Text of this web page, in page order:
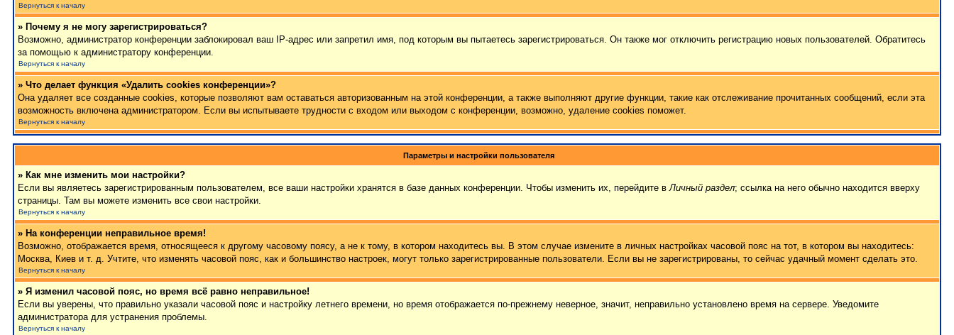
Вернуться к началу
» Почему я не могу зарегистрироваться?
Возможно, администратор конференции заблокировал ваш IP-адрес или запретил имя, под которым вы пытаетесь зарегистрироваться. Он также мог отключить регистрацию новых пользователей. Обратитесь
за помощью к администратору конференции.
Вернуться к началу
» Что делает функция «Удалить cookies конференции»?
Она удаляет все созданные cookies, которые позволяют вам оставаться авторизованным на этой конференции, а также выполняют другие функции, такие как отслеживание прочитанных сообщений, если эта
возможность включена администратором. Если вы испытываете трудности с входом или выходом с конференции, возможно, удаление cookies поможет.
Вернуться к началу
Параметры и настройки пользователя
» Как мне изменить мои настройки?
Если вы являетесь зарегистрированным пользователем, все ваши настройки хранятся в базе данных конференции. Чтобы изменить их, перейдите вЛичный раздел; ссылка на него обычно находится вверху
страницы. Там вы можете изменить все свои настройки.
Вернуться к началу
» На конференции неправильное время!
Возможно, отображается время, относящееся к другому часовому поясу, а не к тому, в котором находитесь вы. В этом случае измените в личных настройках часовой пояс на тот, в котором вы находитесь:
Москва, Киев и т. д. Учтите, что изменять часовой пояс, как и большинство настроек, могут только зарегистрированные пользователи. Если вы не зарегистрированы, то сейчас удачный момент сделать это.
Вернуться к началу
» Я изменил часовой пояс, но время всё равно неправильное!
Если вы уверены, что правильно указали часовой пояс и настройку летнего времени, но время отображается по-прежнему неверное, значит, неправильно установлено время на сервере. Уведомите
администратора для устранения проблемы.
Вернуться к началу